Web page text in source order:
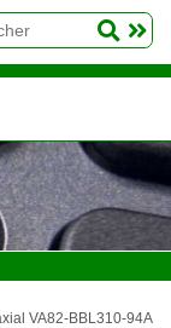
VA82-BBL310-94A